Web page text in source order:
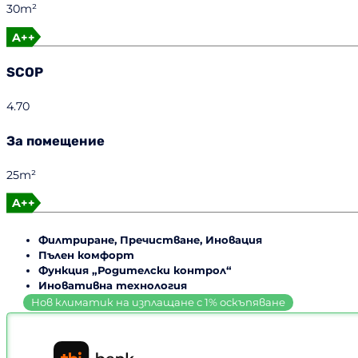
30m²
A++
SCOP
4.70
За помещение
25m²
A++
Филтриране, Пречистване, Иновация
Пълен комфорт
Функция „Родителски контрол“
Иновативна технология